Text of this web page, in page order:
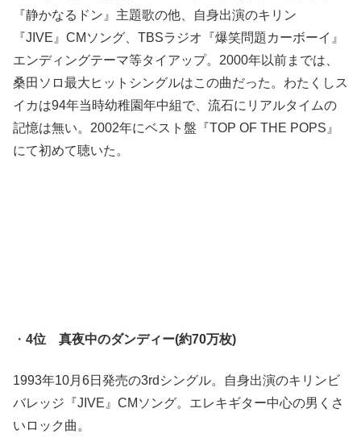
『静かなるドン』主題歌の他、自身出演のキリン
『JIVE』CMソング、TBSラジオ『爆笑問題カーボーイ』
エンディングテーマ等タイアップ。2000年以前までは、
桑田ソロ最大ヒットシングルはこの曲だった。わたくしス
イカは94年当時幼稚園年中組で、流石にリアルタイムの
記憶は無い。2002年にベスト盤『TOP OF THE POPS』
にて初めて聴いた。
・ 4位 真夜中のダンディー(約70万枚)
1993年10月6日発売の3rdシングル。自身出演のキリンビ
バレッジ『JIVE』CMソング。エレキギター中心の男くさ
いロック曲。